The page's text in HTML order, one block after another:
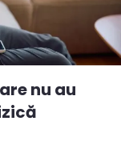
nu au